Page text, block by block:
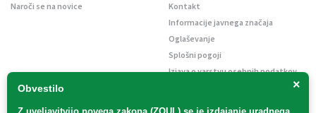
×
Obvestilo
Naroči se na novice
Kontakt
Informacije javnega značaja
Oglaševanje
Splošni pogoji
Izjava o varstvu osebnih podatkov